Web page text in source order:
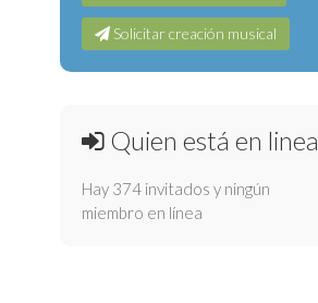
Solicitar creación musical
Quien está en linea
Hay 374 invitados y ningún
miembro en línea